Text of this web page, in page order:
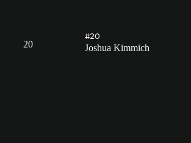
20
#20
Joshua Kimmich